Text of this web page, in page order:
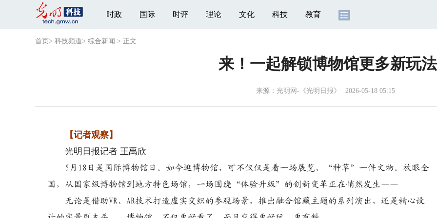
时政 国际 时评 理论 文化 科技 教育
首页 > 科技频道> 综合新闻 > 正文
来！一起解锁博物馆更多新玩法
来源： 光明网-《光明日报》 2026-05-18 05:15
【记者观察】
光明日报记者 王禹欣
5月18日是国际博物馆日。如今逛博物馆，可不仅仅是看一场展览、“种草”一件文物。放眼全
国，从国家级博物馆到地方特色场馆，一场围绕“体验升级”的创新变革正在悄然发生——
无论是借助VR、AR技术打造虚实交织的参观场景，推出融合馆藏主题的系列演出，还是精心设